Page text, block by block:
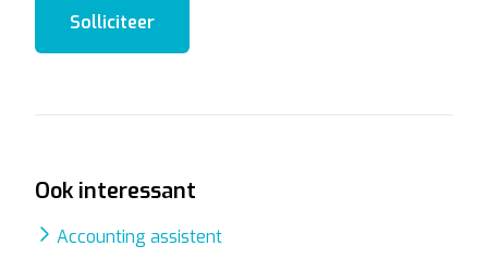
Solliciteer
Ook interessant
Accounting assistent